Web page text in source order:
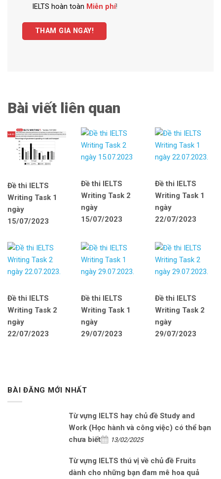
IELTS hoàn toàn Miễn phí!
THAM GIA NGAY!
Bài viết liên quan
Đề thi IELTS
Writing Task 1
ngày
15/07/2023
Đề thi IELTS
Writing Task 2
ngày
15/07/2023
Đề thi IELTS
Writing Task 1
ngày
22/07/2023
Đề thi IELTS
Writing Task 2
ngày
22/07/2023
Đề thi IELTS
Writing Task 1
ngày
29/07/2023
Đề thi IELTS
Writing Task 2
ngày
29/07/2023
BÀI ĐĂNG MỚI NHẤT
Từ vựng IELTS hay chủ đề Study and
Work (Học hành và công việc) có thể bạn
chưa biết
13/02/2025
Từ vựng IELTS thú vị về chủ đề Fruits
dành cho những bạn đam mê hoa quả